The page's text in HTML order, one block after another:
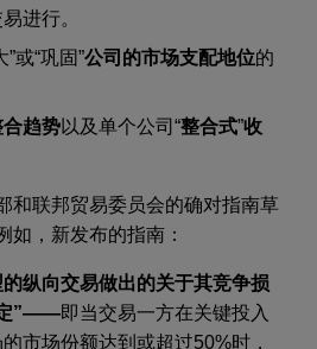
进行。
或“巩固”公司的市场支配地位的
合趋势以及单个公司“整合式”收
和联邦贸易委员会的确对指南草
如，新发布的指南：
纵向交易做出的关于其竞争损
定”——即当交易一方在关键投入
市场份额达到或超过50%时，